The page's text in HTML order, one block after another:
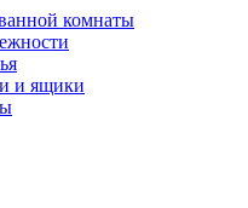
комнаты
и ящики